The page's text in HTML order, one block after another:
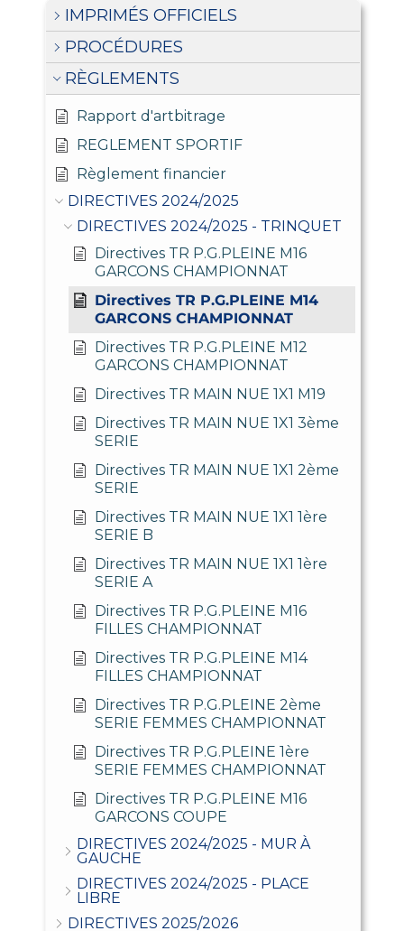
IMPRIMÉS OFFICIELS
PROCÉDURES
RÈGLEMENTS
Rapport d'artbitrage
REGLEMENT SPORTIF
Règlement financier
DIRECTIVES 2024/2025
DIRECTIVES 2024/2025 - TRINQUET
Directives TR P.G.PLEINE M16
GARCONS CHAMPIONNAT
Directives TR P.G.PLEINE M14
GARCONS CHAMPIONNAT
Directives TR P.G.PLEINE M12
GARCONS CHAMPIONNAT
Directives TR MAIN NUE 1X1 M19
Directives TR MAIN NUE 1X1 3ème
SERIE
Directives TR MAIN NUE 1X1 2ème
SERIE
Directives TR MAIN NUE 1X1 1ère
SERIE B
Directives TR MAIN NUE 1X1 1ère
SERIE A
Directives TR P.G.PLEINE M16
FILLES CHAMPIONNAT
Directives TR P.G.PLEINE M14
FILLES CHAMPIONNAT
Directives TR P.G.PLEINE 2ème
SERIE FEMMES CHAMPIONNAT
Directives TR P.G.PLEINE 1ère
SERIE FEMMES CHAMPIONNAT
Directives TR P.G.PLEINE M16
GARCONS COUPE
DIRECTIVES 2024/2025 - MUR À
GAUCHE
DIRECTIVES 2024/2025 - PLACE
LIBRE
DIRECTIVES 2025/2026